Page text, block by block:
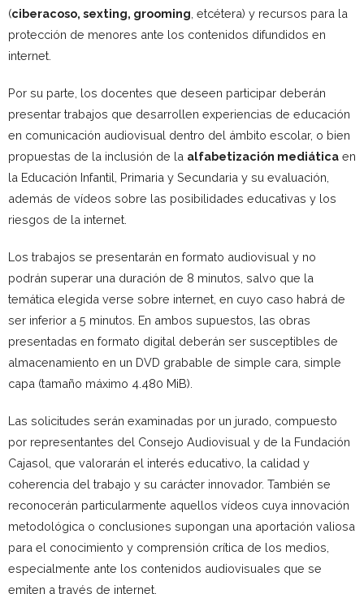
(ciberacoso, sexting, grooming , etcétera) y recursos para la
protección de menores ante los contenidos difundidos en
internet.
Por su parte, los docentes que deseen participar deberán
presentar trabajos que desarrollen experiencias de educación
en comunicación audiovisual dentro del ámbito escolar, o bien
propuestas de la inclusión de la alfabetización mediática en
la Educación Infantil, Primaria y Secundaria y su evaluación,
además de vídeos sobre las posibilidades educativas y los
riesgos de la internet.
Los trabajos se presentarán en formato audiovisual y no
podrán superar una duración de 8 minutos, salvo que la
temática elegida verse sobre internet, en cuyo caso habrá de
ser inferior a 5 minutos. En ambos supuestos, las obras
presentadas en formato digital deberán ser susceptibles de
almacenamiento en un DVD grabable de simple cara, simple
capa (tamaño máximo 4.480 MiB).
Las solicitudes serán examinadas por un jurado, compuesto
por representantes del Consejo Audiovisual y de la Fundación
Cajasol, que valorarán el interés educativo, la calidad y
coherencia del trabajo y su carácter innovador. También se
reconocerán particularmente aquellos vídeos cuya innovación
metodológica o conclusiones supongan una aportación valiosa
para el conocimiento y comprensión crítica de los medios,
especialmente ante los contenidos audiovisuales que se
emiten a través de internet.